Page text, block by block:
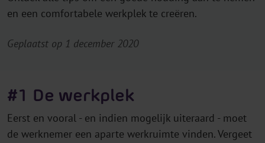
en een comfortabele werkplek te creëren.
Geplaatst op 1 december 2020
#1 De werkplek
Eerst en vooral - en indien mogelijk uiteraard - moet
de werknemer een aparte werkruimte vinden. Vergeet